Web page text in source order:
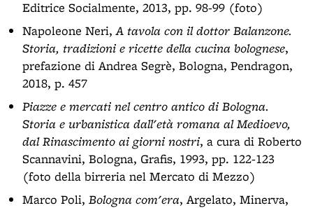
Editrice Socialmente, 2013, pp. 98-99 (foto)
Napoleone Neri,A tavola con il dottor Balanzone.
Storia, tradizioni e ricette della cucina bolognese,
prefazione di Andrea Segrè, Bologna, Pendragon,
2018, p. 457
Piazze e mercati nel centro antico di Bologna.
Storia e urbanistica dall'età romana al Medioevo,
dal Rinascimento ai giorni nostri, a cura di Roberto
Scannavini, Bologna, Grafis, 1993, pp. 122-123
(foto della birreria nel Mercato di Mezzo)
Marco Poli, Bologna com'era, Argelato, Minerva,